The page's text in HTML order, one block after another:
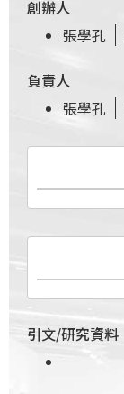
創辦人
張學孔
負責人
張學孔
引文/研究資料